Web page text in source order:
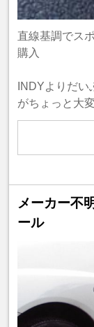
直線基調でス
購入
INDYよりだ
がちょっと大変
メーカー不
ール